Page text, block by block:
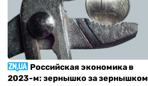
Российская экономика в
2023-м: зернышко за зернышком